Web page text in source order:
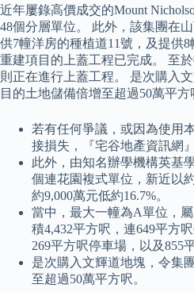
近年屢錄高價成交的Mount
48個分層單位。 此外，該集團在
供7幢洋房的種植道11號，及提供
重建項目的上蓋工程已完成。 至
則正在進行上蓋工程。 是次購入
目的土地儲備倍增至超過50萬平方
若有任何爭議，或因為使用
接損失，『宅谷地產資訊網
此外，由知名辦學機構英基
個連花園複式單位，新近以
約9,000萬元低約16.7%。
當中，最大一幢為A單位，
積4,432平方呎，連649平方
269平方呎停車場，以及855
是次購入文輝道地塊，令集
至超過50萬平方呎。